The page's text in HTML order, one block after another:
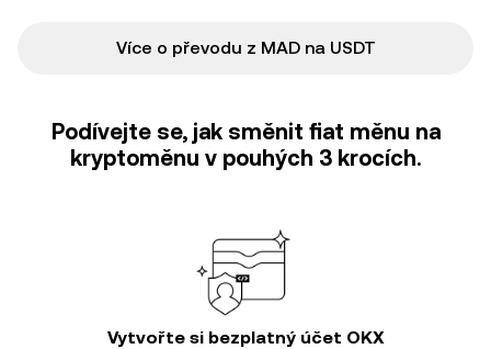
Více o převodu z MAD na USDT
Podívejte se, jak směnit fiat měnu na
kryptoměnu v pouhých 3 krocích.
Vytvořte si bezplatný účet OKX